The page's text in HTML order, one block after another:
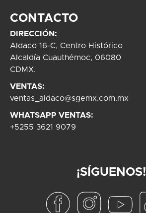
CONTACTO
DIRECCIÓN:
Aldaco 16-C, Centro Histórico
Alcaldía Cuauthémoc, 06080
CDMX.
VENTAS:
ventas_aldaco@sgemx.com.mx
WHATSAPP VENTAS:
+5255 3621 9079
¡SÍGUENOS!